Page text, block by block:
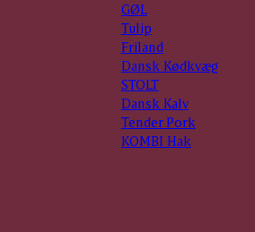
GØL
Tulip
Friland
Dansk Kødkvæg
STOLT
Dansk Kalv
Tender Pork
KOMBI Hak